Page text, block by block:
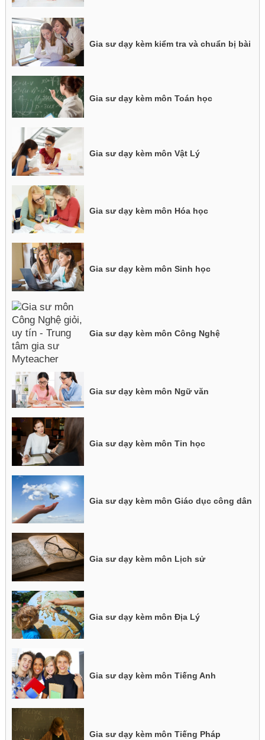
Gia sư dạy kèm kiểm tra và chuẩn bị bài
Gia sư dạy kèm môn Toán học
Gia sư dạy kèm môn Vật Lý
Gia sư dạy kèm môn Hóa học
Gia sư dạy kèm môn Sinh học
Gia sư dạy kèm môn Công Nghệ
Gia sư dạy kèm môn Ngữ văn
Gia sư dạy kèm môn Tin học
Gia sư dạy kèm môn Giáo dục công dân
Gia sư dạy kèm môn Lịch sử
Gia sư dạy kèm môn Địa Lý
Gia sư dạy kèm môn Tiếng Anh
Gia sư dạy kèm môn Tiếng Pháp